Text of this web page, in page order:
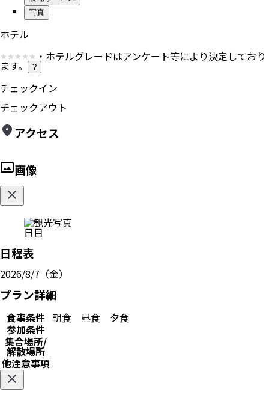
写真
ホテル
・ホテルグレードはアンケート等により決定しており
ます。 ?
チェックイン
チェックアウト
アクセス
画像
日目
日程表
2026/8/7（金）
プラン詳細
食事条件 朝食 昼食 夕食
参加条件
集合場所/
解散場所
他注意事項